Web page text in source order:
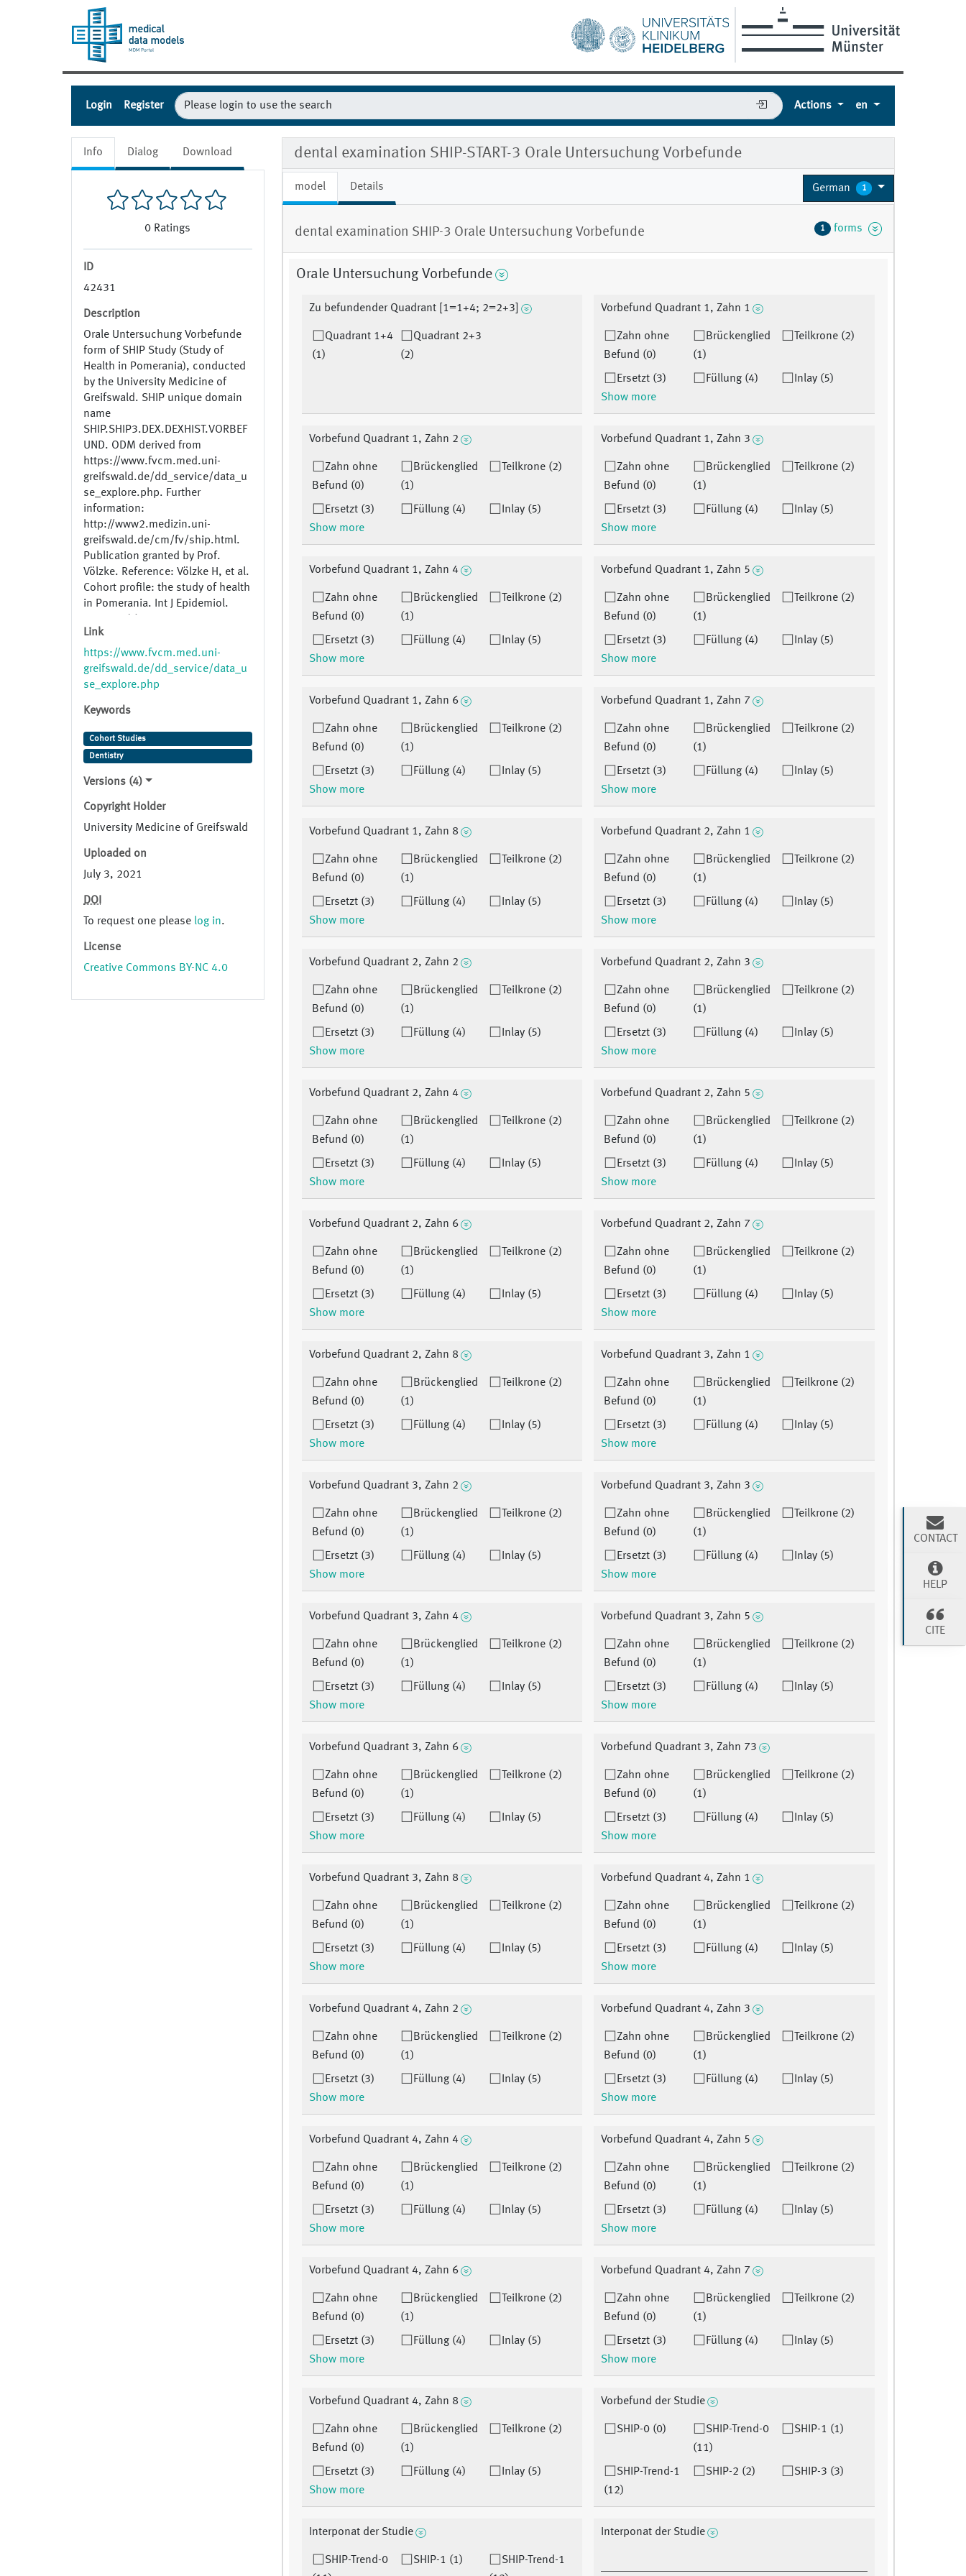
Login Register Actions en
Info Dialog Download
0 Ratings
ID
42431
Description
Orale Untersuchung Vorbefunde
form of SHIP Study (Study of
Health in Pomerania), conducted
by the University Medicine of
Greifswald. SHIP unique domain
name
SHIP.SHIP3.DEX.DEXHIST.VORBEF
UND. ODM derived from
https://www.fvcm.med.uni-
greifswald.de/dd_service/data_u
se_explore.php. Further
information:
http://www2.medizin.uni-
greifswald.de/cm/fv/ship.html.
Publication granted by Prof.
Völzke. Reference: Völzke H, et al.
Cohort profile: the study of health
in Pomerania. Int J Epidemiol.
20167617
Link
https://www.fvcm.med.uni-
greifswald.de/dd_service/data_u
se_explore.php
Keywords
Cohort Studies
Dentistry
Versions (4)
Copyright Holder
University Medicine of Greifswald
Uploaded on
July 3, 2021
DOI
To request one please log in.
License
Creative Commons BY-NC 4.0
dental examination SHIP-START-3 Orale Untersuchung Vorbefunde
model Details German 1
dental examination SHIP-3 Orale Untersuchung Vorbefunde 1 forms
Orale Untersuchung Vorbefunde
Zu befundender Quadrant [1=1+4; 2=2+3]
Quadrant 1+4
(1)
Quadrant 2+3
(2)
Vorbefund Quadrant 1, Zahn 1
Zahn ohne
Befund (0)
Brückenglied
(1)
Teilkrone (2)
Ersetzt (3) Füllung (4)
Inlay (5)
Show more
Vorbefund Quadrant 1, Zahn 2
Zahn ohne
Befund (0)
Brückenglied
(1)
Teilkrone (2)
Ersetzt (3) Füllung (4)
Inlay (5)
Show more
Vorbefund Quadrant 1, Zahn 3
Zahn ohne
Befund (0)
Brückenglied
(1)
Teilkrone (2)
Ersetzt (3) Füllung (4)
Inlay (5)
Show more
Vorbefund Quadrant 1, Zahn 4
Zahn ohne
Befund (0)
Brückenglied
(1)
Teilkrone (2)
Ersetzt (3) Füllung (4)
Inlay (5)
Show more
Vorbefund Quadrant 1, Zahn 5
Zahn ohne
Befund (0)
Brückenglied
(1)
Teilkrone (2)
Ersetzt (3) Füllung (4)
Inlay (5)
Show more
Vorbefund Quadrant 1, Zahn 6
Zahn ohne
Befund (0)
Brückenglied
(1)
Teilkrone (2)
Ersetzt (3) Füllung (4)
Inlay (5)
Show more
Vorbefund Quadrant 1, Zahn 7
Zahn ohne
Befund (0)
Brückenglied
(1)
Teilkrone (2)
Ersetzt (3) Füllung (4)
Inlay (5)
Show more
Vorbefund Quadrant 1, Zahn 8
Zahn ohne
Befund (0)
Brückenglied
(1)
Teilkrone (2)
Ersetzt (3) Füllung (4)
Inlay (5)
Show more
Vorbefund Quadrant 2, Zahn 1
Zahn ohne
Befund (0)
Brückenglied
(1)
Teilkrone (2)
Ersetzt (3) Füllung (4)
Inlay (5)
Show more
Vorbefund Quadrant 2, Zahn 2
Zahn ohne
Befund (0)
Brückenglied
(1)
Teilkrone (2)
Ersetzt (3) Füllung (4)
Inlay (5)
Show more
Vorbefund Quadrant 2, Zahn 3
Zahn ohne
Befund (0)
Brückenglied
(1)
Teilkrone (2)
Ersetzt (3) Füllung (4)
Inlay (5)
Show more
Vorbefund Quadrant 2, Zahn 4
Zahn ohne
Befund (0)
Brückenglied
(1)
Teilkrone (2)
Ersetzt (3) Füllung (4)
Inlay (5)
Show more
Vorbefund Quadrant 2, Zahn 5
Zahn ohne
Befund (0)
Brückenglied
(1)
Teilkrone (2)
Ersetzt (3) Füllung (4)
Inlay (5)
Show more
Vorbefund Quadrant 2, Zahn 6
Zahn ohne
Befund (0)
Brückenglied
(1)
Teilkrone (2)
Ersetzt (3) Füllung (4)
Inlay (5)
Show more
Vorbefund Quadrant 2, Zahn 7
Zahn ohne
Befund (0)
Brückenglied
(1)
Teilkrone (2)
Ersetzt (3) Füllung (4)
Inlay (5)
Show more
Vorbefund Quadrant 2, Zahn 8
Zahn ohne
Befund (0)
Brückenglied
(1)
Teilkrone (2)
Ersetzt (3) Füllung (4)
Inlay (5)
Show more
Vorbefund Quadrant 3, Zahn 1
Zahn ohne
Befund (0)
Brückenglied
(1)
Teilkrone (2)
Ersetzt (3) Füllung (4)
Inlay (5)
Show more
Vorbefund Quadrant 3, Zahn 2
Zahn ohne
Befund (0)
Brückenglied
(1)
Teilkrone (2)
Ersetzt (3) Füllung (4)
Inlay (5)
Show more
Vorbefund Quadrant 3, Zahn 3
Zahn ohne
Befund (0)
Brückenglied
(1)
Teilkrone (2)
Ersetzt (3) Füllung (4)
Inlay (5)
Show more
Vorbefund Quadrant 3, Zahn 4
Zahn ohne
Befund (0)
Brückenglied
(1)
Teilkrone (2)
Ersetzt (3) Füllung (4)
Inlay (5)
Show more
Vorbefund Quadrant 3, Zahn 5
Zahn ohne
Befund (0)
Brückenglied
(1)
Teilkrone (2)
Ersetzt (3) Füllung (4)
Inlay (5)
Show more
Vorbefund Quadrant 3, Zahn 6
Zahn ohne
Befund (0)
Brückenglied
(1)
Teilkrone (2)
Ersetzt (3) Füllung (4)
Inlay (5)
Show more
Vorbefund Quadrant 3, Zahn 73
Zahn ohne
Befund (0)
Brückenglied
(1)
Teilkrone (2)
Ersetzt (3) Füllung (4)
Inlay (5)
Show more
Vorbefund Quadrant 3, Zahn 8
Zahn ohne
Befund (0)
Brückenglied
(1)
Teilkrone (2)
Ersetzt (3) Füllung (4)
Inlay (5)
Show more
Vorbefund Quadrant 4, Zahn 1
Zahn ohne
Befund (0)
Brückenglied
(1)
Teilkrone (2)
Ersetzt (3) Füllung (4)
Inlay (5)
Show more
Vorbefund Quadrant 4, Zahn 2
Zahn ohne
Befund (0)
Brückenglied
(1)
Teilkrone (2)
Ersetzt (3) Füllung (4)
Inlay (5)
Show more
Vorbefund Quadrant 4, Zahn 3
Zahn ohne
Befund (0)
Brückenglied
(1)
Teilkrone (2)
Ersetzt (3) Füllung (4)
Inlay (5)
Show more
Vorbefund Quadrant 4, Zahn 4
Zahn ohne
Befund (0)
Brückenglied
(1)
Teilkrone (2)
Ersetzt (3) Füllung (4)
Inlay (5)
Show more
Vorbefund Quadrant 4, Zahn 5
Zahn ohne
Befund (0)
Brückenglied
(1)
Teilkrone (2)
Ersetzt (3) Füllung (4)
Inlay (5)
Show more
Vorbefund Quadrant 4, Zahn 6
Zahn ohne
Befund (0)
Brückenglied
(1)
Teilkrone (2)
Ersetzt (3) Füllung (4)
Inlay (5)
Show more
Vorbefund Quadrant 4, Zahn 7
Zahn ohne
Befund (0)
Brückenglied
(1)
Teilkrone (2)
Ersetzt (3) Füllung (4)
Inlay (5)
Show more
Vorbefund Quadrant 4, Zahn 8
Zahn ohne
Befund (0)
Brückenglied
(1)
Teilkrone (2)
Ersetzt (3) Füllung (4)
Inlay (5)
Show more
Vorbefund der Studie
SHIP-0 (0)
SHIP-Trend-0
(11)
SHIP-1 (1)
SHIP-Trend-1
(12)
SHIP-2 (2) SHIP-3 (3)
Interponat der Studie
SHIP-Trend-0
SHIP-1 (1)
SHIP-Trend-1
Interponat der Studie
CONTACT
HELP
CITE